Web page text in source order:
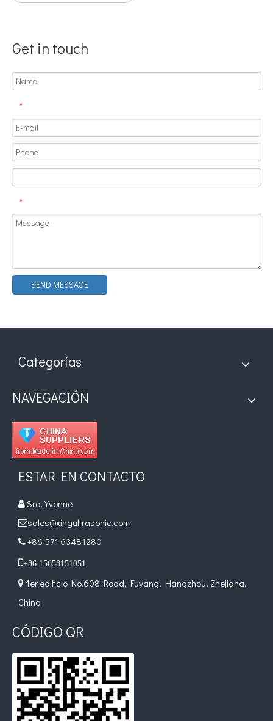
El sistema de recubrimiento de pulverización ultrasónica es una
Get in touch
*
*
SEND MESSAGE
Categorías
NAVEGACIÓN
ESTAR EN CONTACTO
 Sra. Yvonne
sales@xingultrasonic.com
 +86 571 63481280
+86 15658151051
 1er edificio No.608 Road, Fuyang, Hangzhou, Zhejiang,
China
CÓDIGO QR